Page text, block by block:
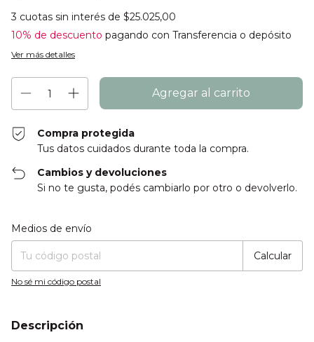
3 cuotas sin interés de $25.025,00
10% de descuento pagando con Transferencia o depósito
Ver más detalles
Compra protegida
Tus datos cuidados durante toda la compra.
Cambios y devoluciones
Si no te gusta, podés cambiarlo por otro o devolverlo.
Entregas para el CP:
Medios de envío
Calcular
No sé mi código postal
Descripción